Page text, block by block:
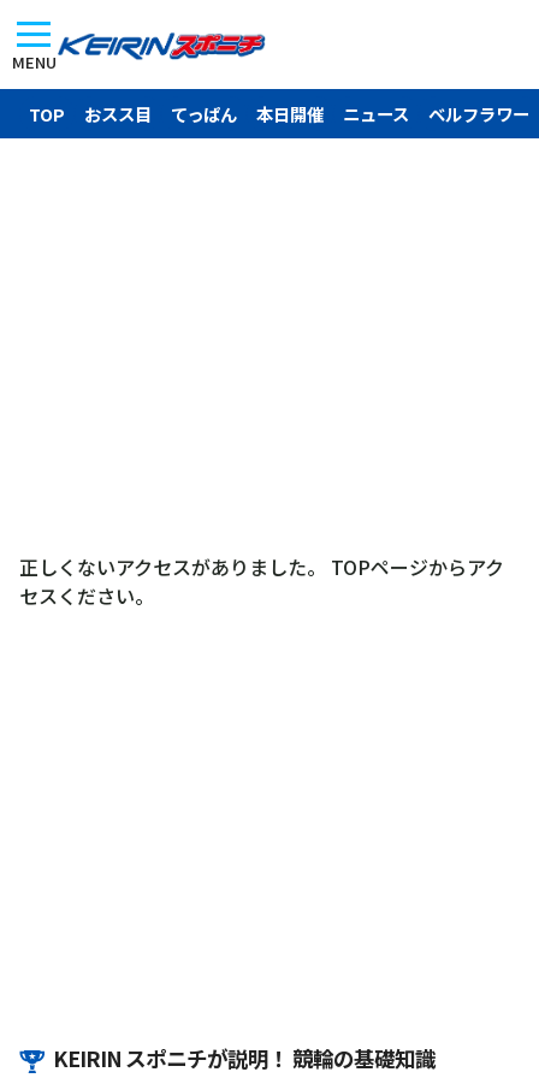
MENU
TOP おスス目 てっぱん 本日開催 ニュース ベルフラワー
正しくないアクセスがありました。 TOPページからアク
セスください。
KEIRIN スポニチが説明！ 競輪の基礎知識